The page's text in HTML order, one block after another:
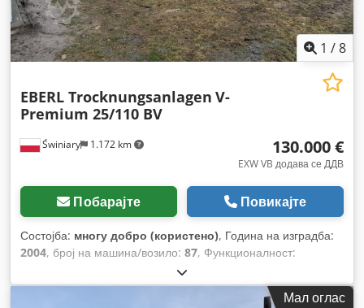
1 /8
Świniary 1.172 km
EBERL Trocknungsanlagen V-
Premium 25/110 BV
130.000 €
EXW VB додава се ДДВ
Побарајте Повикајте
Состојба: многу добро (користено), Година на изградба:
2004, број на машина/возило: 87, Функционалност:
Мал оглас